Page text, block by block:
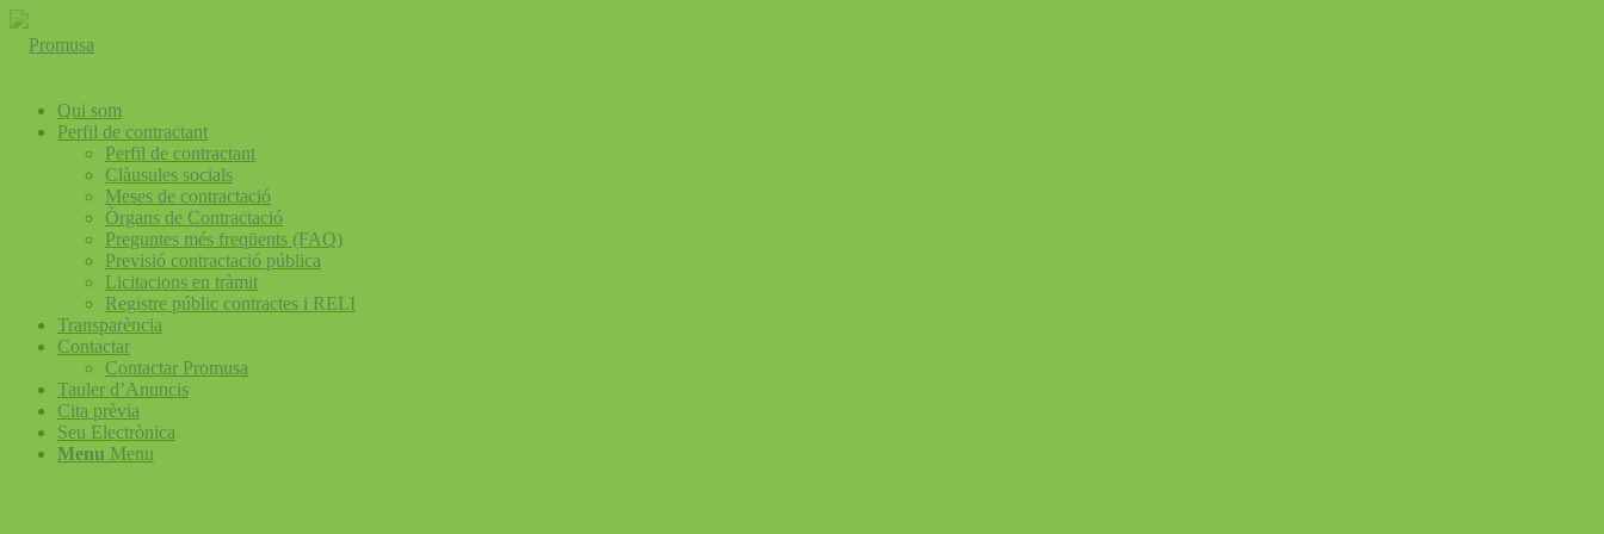
Qui som
Perfil de contractant
Perfil de contractant
Clàusules socials
Meses de contractació
Òrgans de Contractació
Preguntes més freqüents (FAQ)
Previsió contractació pública
Licitacions en tràmit
Registre públic contractes i RELI
Transparència
Contactar
Contactar Promusa
Tauler d’Anuncis
Cita prèvia
Seu Electrònica
Menu Menu